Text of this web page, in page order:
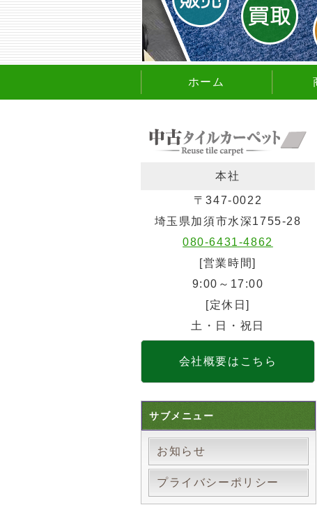
ホーム
本社
〒347-0022
埼玉県加須市水深1755-28
080-6431-4862
[営業時間]
9:00～17:00
[定休日]
土・日・祝日
会社概要はこちら
サブメニュー
お知らせ
プライバシーポリシー